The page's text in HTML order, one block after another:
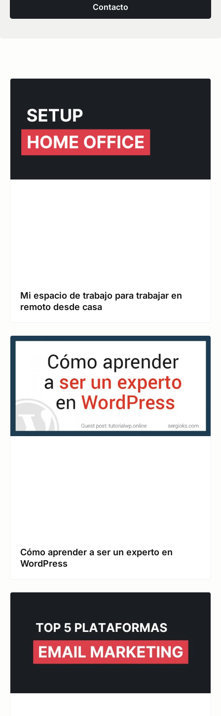
Contacto
Mi espacio de trabajo para trabajar en
remoto desde casa
Cómo aprender a ser un experto en
WordPress